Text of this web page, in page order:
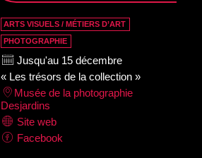
ARTS VISUELS / MÉTIERS D’ART
PHOTOGRAPHIE
Jusqu'au 15 décembre
« Les trésors de la collection »
Musée de la photographie
Desjardins
Site web
Facebook